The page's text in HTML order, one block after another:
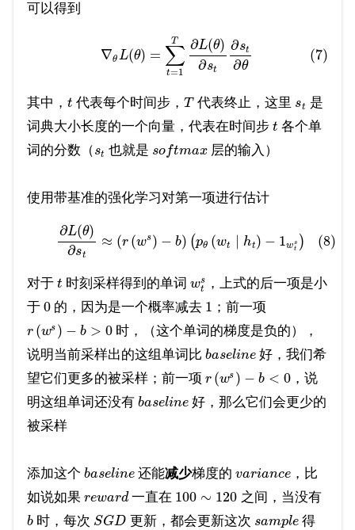
可以得到
∇θL(θ) = ∑
t=1
T ∂L(θ)
∂st
∂st
∂θ
(7)
其中， t 代表每个时间步，T 代表终止，这里 st 是
词典大小长度的一个向量，代表在时间步 t 各个单
词的分数（st 也就是 softmax层的输入）
使用带基准的强化学习对第一项进行估计
∂L(θ)
∂st
≈ (r (ws ) − b) (pθ (wt ht) − 1ws
t
) (8)
对于 t 时刻采样得到的单词ws
t
，上式的后一项是小
于 0 的，因为是一个概率减去 1 ；前一项
r (ws ) − b > 0 时，（这个单词的梯度是负的），
说明当前采样出的这组单词比 baseline好，我们希
望它们更多的被采样；前一项 r (ws ) − b < 0 ，说
明这组单词还没有 baseline好，那么它们会更少的
被采样
添加这个 baseline还能减少梯度的 variance，比
如说如果 reward 一直在 100 ∼ 120 之间，当没有
b 时，每次 SGD 更新，都会更新这次 sample 得